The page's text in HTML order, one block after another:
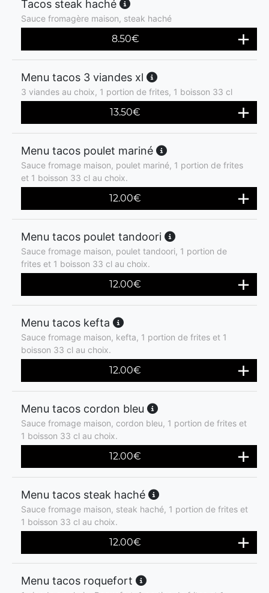
Tacos steak haché
Sauce fromagère maison, steak haché
8.50€
Menu tacos 3 viandes xl
3 viandes au choix, 1 portion de frites, 1 boisson 33 cl
13.50€
Menu tacos poulet mariné
Sauce fromage maison, poulet mariné, 1 portion de frites
et 1 boisson 33 cl au choix.
12.00€
Menu tacos poulet tandoori
Sauce fromage maison, poulet tandoori, 1 portion de
frites et 1 boisson 33 cl au choix.
12.00€
Menu tacos kefta
Sauce fromage maison, kefta, 1 portion de frites et 1
boisson 33 cl au choix.
12.00€
Menu tacos cordon bleu
Sauce fromage maison, cordon bleu, 1 portion de frites et
1 boisson 33 cl au choix.
12.00€
Menu tacos steak haché
Sauce fromage maison, steak haché, 1 portion de frites et
1 boisson 33 cl au choix.
12.00€
Menu tacos roquefort